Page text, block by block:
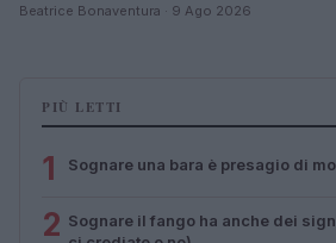
Beatrice Bonaventura · 9 Ago 2026
PIÙ LETTI
1 Sognare una bara è presagio di
2 Sognare il fango ha anche dei